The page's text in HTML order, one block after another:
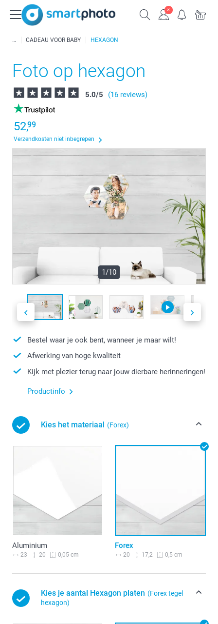
CADEAU VOOR BABY HEXAGON
Foto op hexagon
5.0/5 (16 reviews)
52,99
Verzendkosten niet inbegrepen
1/10
Bestel waar je ook bent, wanneer je maar wilt!
Afwerking van hoge kwaliteit
Kijk met plezier terug naar jouw dierbare herinneringen!
Productinfo
Kies het materiaal (Forex)
Aluminium
23 20 0,05 cm
Forex
20 17,2 0,5 cm
Kies je aantal Hexagon platen (Forex tegel
hexagon)